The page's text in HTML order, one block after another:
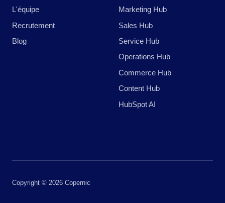
L'équipe
Recrutement
Blog
Marketing Hub
Sales Hub
Service Hub
Operations Hub
Commerce Hub
Content Hub
HubSpot AI
Copyright © 2026 Copernic